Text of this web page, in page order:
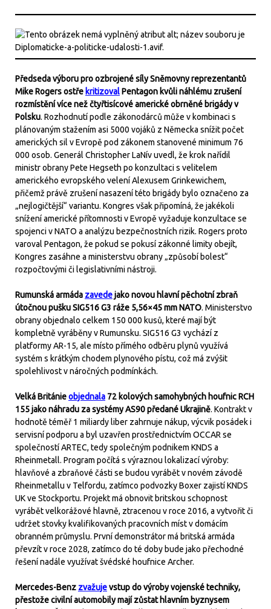
Předseda výboru pro ozbrojené síly Sněmovny reprezentantů
Mike Rogers ostře kritizovalPentagon kvůli náhlému zrušení
rozmístění více než čtyřtisícové americké obrněné brigády v
Polsku. Rozhodnutí podle zákonodárců může v kombinaci s
plánovaným stažením asi 5000 vojáků z Německa snížit počet
amerických sil v Evropě pod zákonem stanovené minimum 76
000 osob. Generál Christopher LaNív uvedl, že krok nařídil
ministr obrany Pete Hegseth po konzultaci s velitelem
amerického evropského velení Alexusem Grinkewichem,
přičemž právě zrušení nasazení této brigády bylo označeno za
„nejlogičtější“ variantu. Kongres však připomíná, že jakékoli
snížení americké přítomnosti v Evropě vyžaduje konzultace se
spojenci v NATO a analýzu bezpečnostních rizik. Rogers proto
varoval Pentagon, že pokud se pokusí zákonné limity obejít,
Kongres zasáhne a ministerstvu obrany „způsobí bolest“
rozpočtovými či legislativními nástroji.
Rumunská armáda zavedejako novou hlavní pěchotní zbraň
útočnou pušku SIG516 G3 ráže 5,56×45 mm NATO. Ministerstvo
obrany objednalo celkem 150 000 kusů, které mají být
kompletně vyráběny v Rumunsku. SIG516 G3 vychází z
platformy AR-15, ale místo přímého odběru plynů využívá
systém s krátkým chodem plynového pístu, což má zvýšit
spolehlivost v náročných podmínkách.
Velká Británieobjednala 72 kolových samohybných houfnic RCH
155 jako náhradu za systémy AS90 předané Ukrajině. Kontrakt v
hodnotě téměř 1 miliardy liber zahrnuje nákup, výcvik posádek i
servisní podporu a byl uzavřen prostřednictvím OCCAR se
společností ARTEC, tedy společným podnikem KNDS a
Rheinmetall. Program počítá s výraznou lokalizací výroby:
hlavňové a zbraňové části se budou vyrábět v novém závodě
Rheinmetallu v Telfordu, zatímco podvozky Boxer zajistí KNDS
UK ve Stockportu. Projekt má obnovit britskou schopnost
vyrábět velkorážové hlavně, ztracenou v roce 2016, a vytvořit či
udržet stovky kvalifikovaných pracovních míst v domácím
obranném průmyslu. První demonstrátor má britská armáda
převzít v roce 2028, zatímco do té doby bude jako přechodné
řešení nadále využívat švédské houfnice Archer.
Mercedes-Benz zvažujevstup do výroby vojenské techniky,
přestože civilní automobily mají zůstat hlavním byznysem